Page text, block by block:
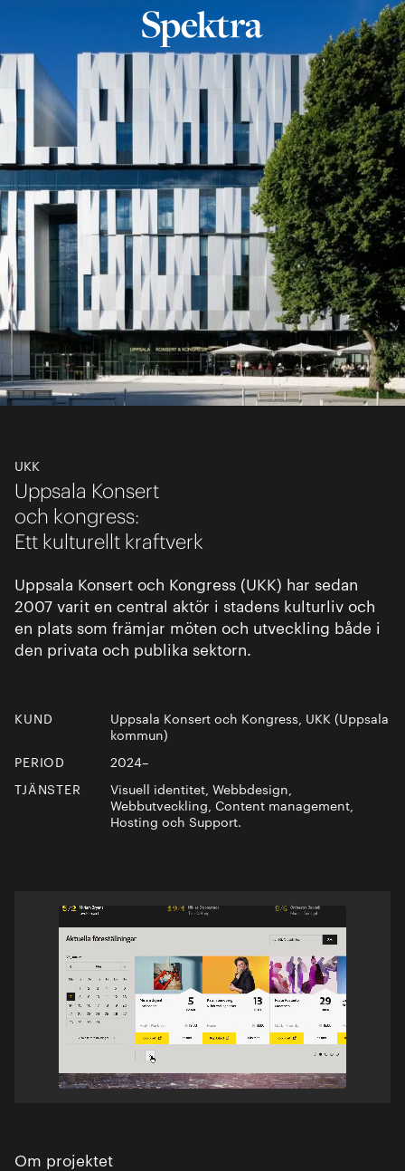
UKK
Uppsala Konsert
och kongress:
Ett kulturellt kraftverk
Uppsala Konsert och Kongress (UKK) har sedan
2007 varit en central aktör i stadens kulturliv och
en plats som främjar möten och utveckling både i
den privata och publika sektorn.
KUND
Uppsala Konsert och Kongress, UKK (Uppsala
kommun)
PERIOD
2024–
TJÄNSTER
Visuell identitet, Webbdesign,
Webbutveckling, Content management,
Hosting och Support.
Om projektet